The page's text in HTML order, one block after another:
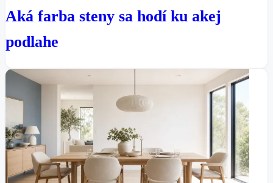
Aká farba steny sa hodí ku akej
podlahe